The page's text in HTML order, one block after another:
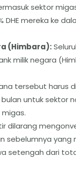
sektor
mereka ke
(Himbara):
milik negara
tersebut harus
untuk sektor
dilarang
sebelumnya yang
setengah dari